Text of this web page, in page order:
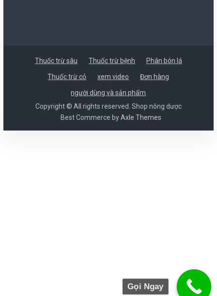
Thuốc trừ sâu Thuốc trừ bệnh Phân bón lá
Thuốc trừ cỏ xem video Đơn hàng
người dùng và sản phẩm
Copyright © All rights reserved. Shop nông dược
Best Commerce byAxle Themes
Gọi Ngay